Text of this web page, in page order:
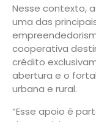
Nesse contexto,
uma das
cooperativa
crédito
abertura e o
urbana e rural.
“Esse apoio é